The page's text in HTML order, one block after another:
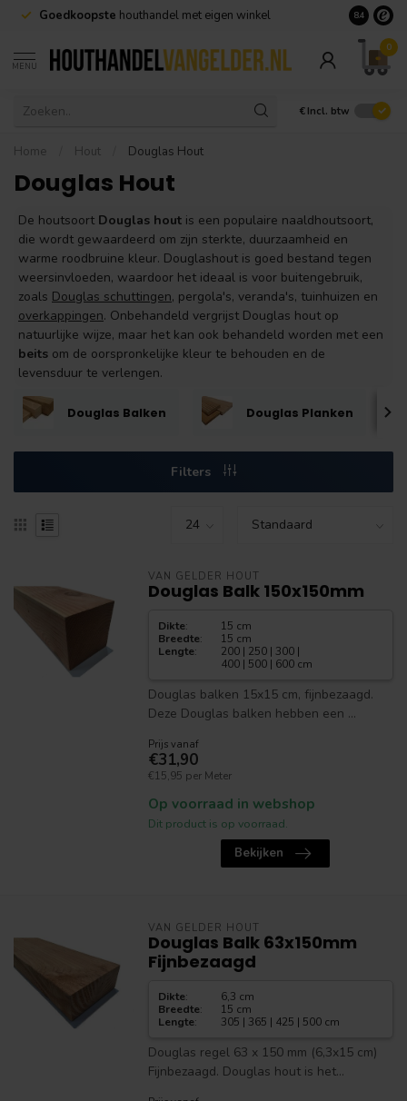
Goedkoopste houthandel met eigen winkel Geen
8.4
MENU
0
€ Incl. btw
Home Hout Douglas Hout
Douglas Hout
De houtsoort Douglas hout is een populaire naaldhoutsoort,
die wordt gewaardeerd om zijn sterkte, duurzaamheid en
warme roodbruine kleur. Douglashout is goed bestand tegen
weersinvloeden, waardoor het ideaal is voor buitengebruik,
zoals Douglas schuttingen, pergola's, veranda's, tuinhuizen en
overkappingen. Onbehandeld vergrijst Douglas hout op
natuurlijke wijze, maar het kan ook behandeld worden met een
beits om de oorspronkelijke kleur te behouden en de
levensduur te verlengen.
Douglas Balken Douglas Planken
Filters
VAN GELDER HOUT
Douglas Balk 150x150mm
Dikte:
15 cm
Breedte:
15 cm
Lengte:
200 | 250 | 300 |
400 | 500 | 600 cm
Douglas balken 15x15 cm, fijnbezaagd.
Deze Douglas balken hebben een ...
Prijs vanaf
€31,90
€15,95 per Meter
Op voorraad in webshop
Dit product is op voorraad.
Bekijken
VAN GELDER HOUT
Douglas Balk 63x150mm
Fijnbezaagd
Dikte:
6,3 cm
Breedte:
15 cm
Lengte: 305 | 365 | 425 | 500 cm
Douglas regel 63 x 150 mm (6,3x15 cm)
Fijnbezaagd. Douglas hout is het...